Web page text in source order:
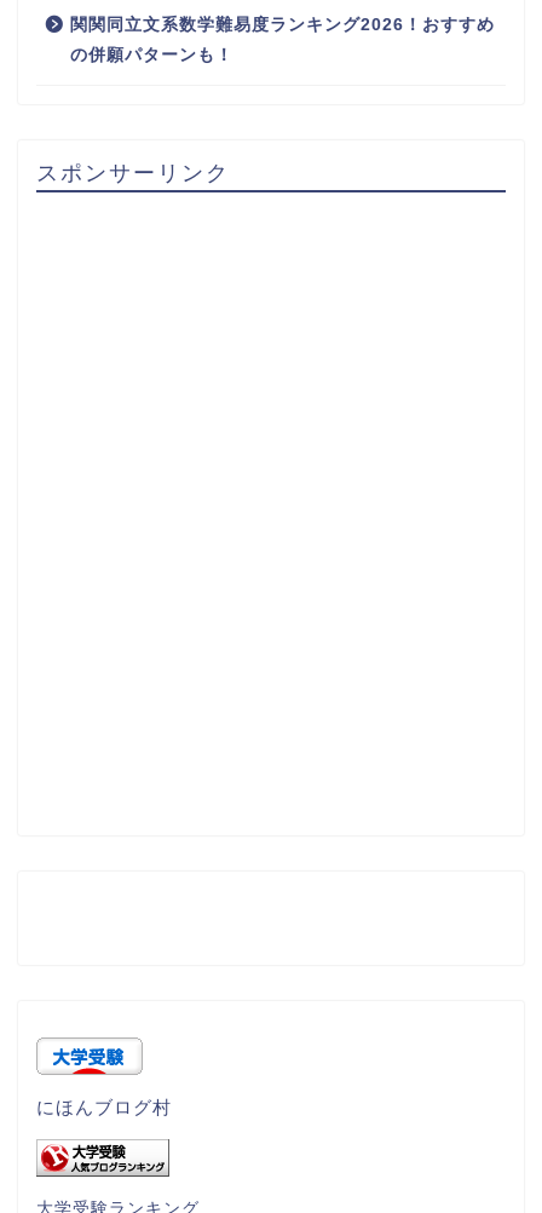
関関同立文系数学難易度ランキング2026！おすすめ
の併願パターンも！
スポンサーリンク
にほんブログ村
大学受験ランキング